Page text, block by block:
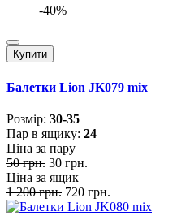
-40%
Купити
Балетки Lion JK079 mix
Розмiр: 30-35
Пар в ящику: 24
Ціна за пару
50 грн. 30 грн.
Ціна за ящик
1 200 грн. 720 грн.